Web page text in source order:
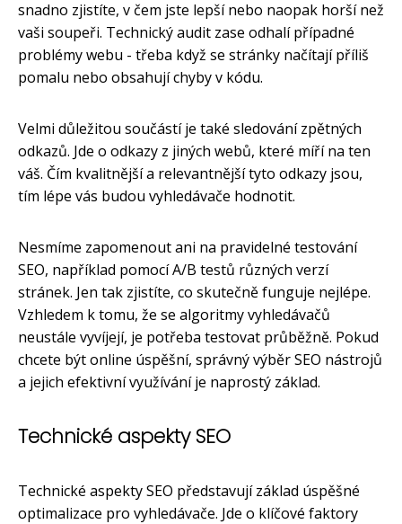
snadno zjistíte, v čem jste lepší nebo naopak horší než
vaši soupeři. Technický audit zase odhalí případné
problémy webu - třeba když se stránky načítají příliš
pomalu nebo obsahují chyby v kódu.
Velmi důležitou součástí je také sledování zpětných
odkazů. Jde o odkazy z jiných webů, které míří na ten
váš. Čím kvalitnější a relevantnější tyto odkazy jsou,
tím lépe vás budou vyhledávače hodnotit.
Nesmíme zapomenout ani na pravidelné testování
SEO, například pomocí A/B testů různých verzí
stránek. Jen tak zjistíte, co skutečně funguje nejlépe.
Vzhledem k tomu, že se algoritmy vyhledávačů
neustále vyvíjejí, je potřeba testovat průběžně. Pokud
chcete být online úspěšní, správný výběr SEO nástrojů
a jejich efektivní využívání je naprostý základ.
Technické aspekty SEO
Technické aspekty SEO představují základ úspěšné
optimalizace pro vyhledávače. Jde o klíčové faktory